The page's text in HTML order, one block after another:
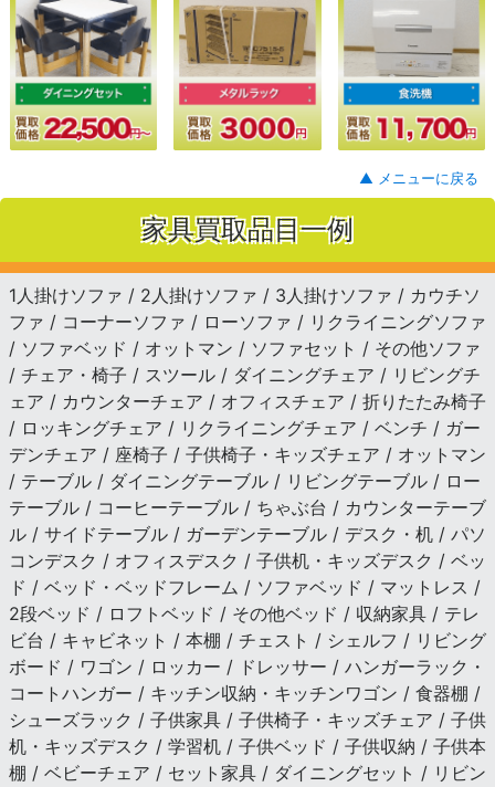
▲ メニューに戻る
家具買取品目一例
1人掛けソファ / 2人掛けソファ / 3人掛けソファ / カウチソ
ファ / コーナーソファ / ローソファ / リクライニングソファ
/ ソファベッド / オットマン / ソファセット / その他ソファ
/ チェア・椅子 / スツール / ダイニングチェア / リビングチ
ェア / カウンターチェア / オフィスチェア / 折りたたみ椅子
/ ロッキングチェア / リクライニングチェア / ベンチ / ガー
デンチェア / 座椅子 / 子供椅子・キッズチェア / オットマン
/ テーブル / ダイニングテーブル / リビングテーブル / ロー
テーブル / コーヒーテーブル / ちゃぶ台 / カウンターテーブ
ル / サイドテーブル / ガーデンテーブル / デスク・机 / パソ
コンデスク / オフィスデスク / 子供机・キッズデスク / ベッ
ド / ベッド・ベッドフレーム / ソファベッド / マットレス /
2段ベッド / ロフトベッド / その他ベッド / 収納家具 / テレ
ビ台 / キャビネット / 本棚 / チェスト / シェルフ / リビング
ボード / ワゴン / ロッカー / ドレッサー / ハンガーラック・
コートハンガー / キッチン収納・キッチンワゴン / 食器棚 /
シューズラック / 子供家具 / 子供椅子・キッズチェア / 子供
机・キッズデスク / 学習机 / 子供ベッド / 子供収納 / 子供本
棚 / ベビーチェア / セット家具 / ダイニングセット / リビン